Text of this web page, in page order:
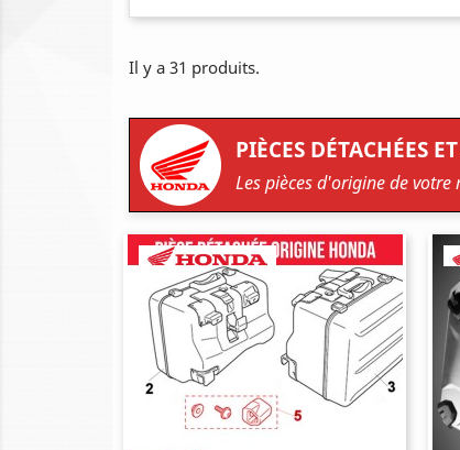
Il y a 31 produits.
PIÈCES DÉTACHÉES
Les pièces d'origine de